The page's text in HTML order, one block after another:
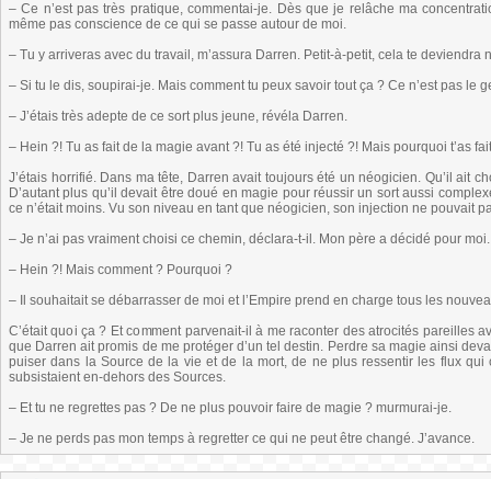
– Ce n’est pas très pratique, commentai-je. Dès que je relâche ma
même pas conscience de ce qui se passe autour de moi.
– Tu y arriveras avec du travail, m’assura Darren. Petit-à-petit, cela te
– Si tu le dis, soupirai-je. Mais comment tu peux savoir tout ça ? Ce n’est pas le
– J’étais très adepte de ce sort plus jeune, révéla Darren.
– Hein ?! Tu as fait de la magie avant ?! Tu as été injecté ?! Mais pourquoi t’as
J’étais horrifié. Dans ma tête, Darren avait toujours été un néogicien. Qu’il ait
D’autant plus qu’il devait être doué en magie pour réussir un sort aussi
ce n’était moins. Vu son niveau en tant que néogicien, son injection ne pouvait
– Je n’ai pas vraiment choisi ce chemin, déclara-t-il. Mon père a décidé pour moi.
– Hein ?! Mais comment ? Pourquoi ?
– Il souhaitait se débarrasser de moi et l’Empire prend en charge tous les
C’était quoi ça ? Et comment parvenait-il à me raconter des atrocités pareilles
que Darren ait promis de me protéger d’un tel destin. Perdre sa magie ainsi
puiser dans la Source de la vie et de la mort, de ne plus ressentir les flux
subsistaient en-dehors des Sources.
– Et tu ne regrettes pas ? De ne plus pouvoir faire de magie ? murmurai-je.
– Je ne perds pas mon temps à regretter ce qui ne peut être changé. J’avance.